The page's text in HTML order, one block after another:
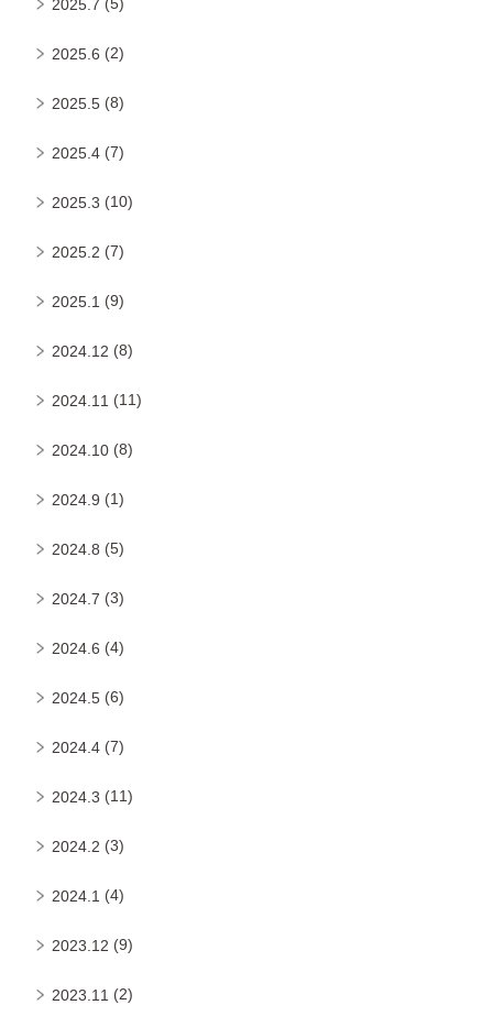
2025.7
2025.6 (2)
2025.5 (8)
2025.4 (7)
2025.3 (10)
2025.2 (7)
2025.1 (9)
2024.12 (8)
2024.11 (11)
2024.10 (8)
2024.9 (1)
2024.8 (5)
2024.7 (3)
2024.6 (4)
2024.5 (6)
2024.4 (7)
2024.3 (11)
2024.2 (3)
2024.1 (4)
2023.12 (9)
2023.11 (2)